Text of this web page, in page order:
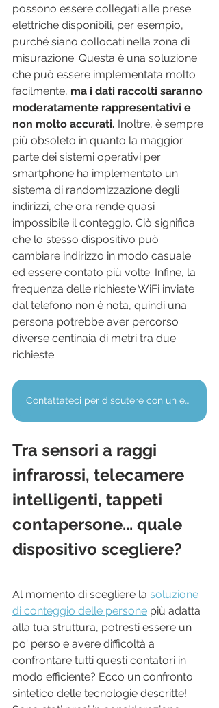
possono essere collegati alle prese
elettriche disponibili, per esempio,
purché siano collocati nella zona di
misurazione. Questa è una soluzione
che può essere implementata molto
facilmente, ma i dati raccolti saranno
moderatamente rappresentativi e
non molto accurati. Inoltre, è sempre
più obsoleto in quanto la maggior
parte dei sistemi operativi per
smartphone ha implementato un
sistema di randomizzazione degli
indirizzi, che ora rende quasi
impossibile il conteggio. Ciò significa
che lo stesso dispositivo può
cambiare indirizzo in modo casuale
ed essere contato più volte. Infine, la
frequenza delle richieste WiFi inviate
dal telefono non è nota, quindi una
persona potrebbe aver percorso
diverse centinaia di metri tra due
richieste.
Contattateci per discutere con un esperto in materia
Tra sensori a raggi
infrarossi, telecamere
intelligenti, tappeti
contapersone... quale
dispositivo scegliere?
Al momento di scegliere la soluzione
di conteggio delle persone più adatta
alla tua struttura, potresti essere un
po' perso e avere difficoltà a
confrontare tutti questi contatori in
modo efficiente? Ecco un confronto
sintetico delle tecnologie descritte!